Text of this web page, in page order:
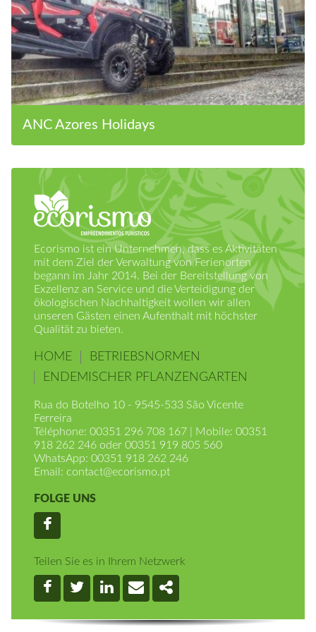
ANC Azores Holidays
Ecorismo ist ein Unternehmen, dass es Aktivitäten
mit dem Ziel der Verwaltung von Ferienorten
begann im Jahr 2014. Bei der Bereitstellung von
Exzellenz an Service und die Verteidigung der
ökologischen Nachhaltigkeit wollen wir allen
unseren Gästen einen Aufenthalt mit höchster
Qualität zu bieten.
HOME
BETRIEBSNORMEN
Rua do Botelho 10 - 9545-533 São Vicente
Ferreira
Téléphone: 00351 296 708 167 | Mobile: 00351
918 262 246 oder 00351 919 805 560
WhatsApp: 00351 918 262 246
Email:contact@ecorismo.pt
FOLGE UNS
Teilen Sie es in Ihrem Netzwerk